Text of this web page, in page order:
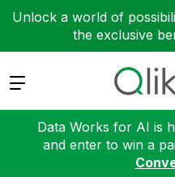
Unlock a world of
the exclusive
Expand
Data Works for AI is
and enter to win a